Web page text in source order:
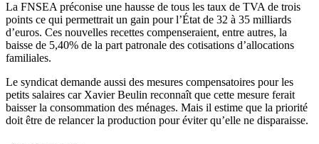
La FNSEA préconise une hausse de tous les taux de TVA de trois
points ce qui permettrait un gain pour l’État de 32 à 35 milliards
d’euros. Ces nouvelles recettes compenseraient, entre autres, la
baisse de 5,40% de la part patronale des cotisations d’allocations
familiales.
Le syndicat demande aussi des mesures compensatoires pour les
petits salaires car Xavier Beulin reconnaît que cette mesure ferait
baisser la consommation des ménages. Mais il estime que la priorité
doit être de relancer la production pour éviter qu’elle ne disparaisse.